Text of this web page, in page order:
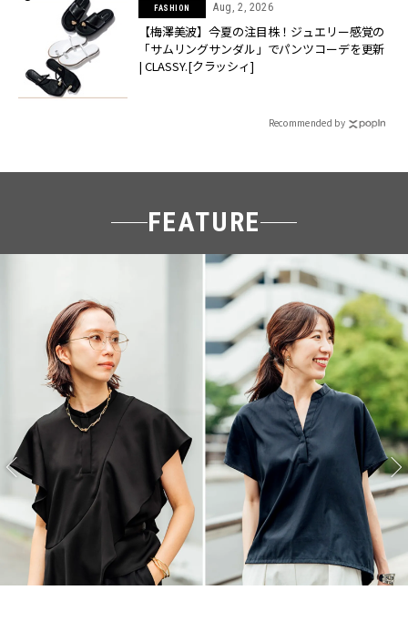
FASHION Aug, 2, 2026
【梅澤美波】今夏の注目株！ジュエリー感覚の
「サムリングサンダル」でパンツコーデを更新
| CLASSY.[クラッシィ]
Recommended by
FEATURE